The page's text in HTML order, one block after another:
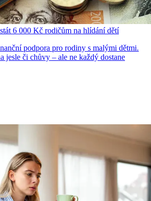
6 000 Kč rodičům na hlídání dětí
podpora pro rodiny s malými dětmi.
jesle či chůvy – ale ne každý dostane